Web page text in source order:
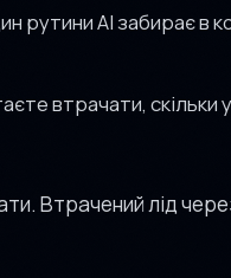
рутини AI забирає в
втрачати,
Втрачений лід